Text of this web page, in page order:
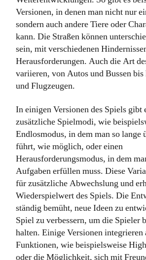
Versionen, in denen man nicht nur
sondern auch andere Tiere oder
kann. Die Straßen können
sein, mit verschiedenen
Herausforderungen. Auch die Art
variieren, von Autos und Bussen
und Flugzeugen.
In einigen Versionen des Spiels gibt
zusätzliche Spielmodi, wie
Endlosmodus, in dem man so lange
führt, wie möglich, oder einen
Herausforderungsmodus, in dem
Aufgaben erfüllen muss. Diese
für zusätzliche Abwechslung und
Wiederspielwert des Spiels. Die
ständig bemüht, neue Ideen zu
Spiel zu verbessern, um die Spieler
halten. Einige Versionen integrieren
Funktionen, wie beispielsweise
oder die Möglichkeit, sich mit